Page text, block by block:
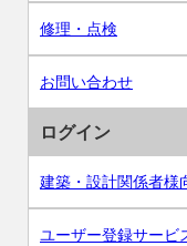
修理・点検
お問い合わせ
ログイン
建築・設計関係者様
ユーザー登録サービ